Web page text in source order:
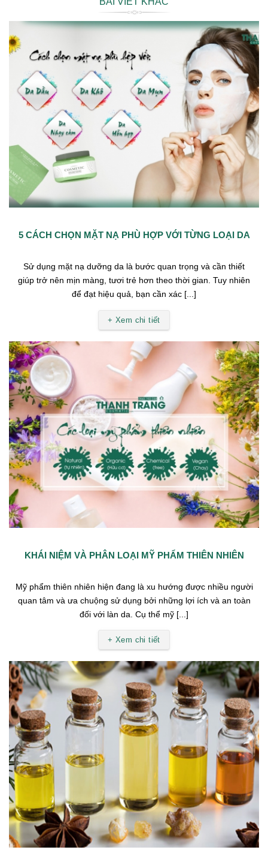
5 CÁCH CHỌN MẶT NẠ PHÙ HỢP VỚI TỪNG LOẠI DA
Sử dụng mặt nạ dưỡng da là bước quan trọng và cần thiết
giúp trở nên mịn màng, tươi trẻ hơn theo thời gian. Tuy nhiên
để đạt hiệu quả, bạn cần xác [...]
+ Xem chi tiết
KHÁI NIỆM VÀ PHÂN LOẠI MỸ PHẨM THIÊN NHIÊN
Mỹ phẩm thiên nhiên hiện đang là xu hướng được nhiều người
quan tâm và ưa chuộng sử dụng bởi những lợi ích và an toàn
đối với làn da. Cụ thể mỹ [...]
+ Xem chi tiết